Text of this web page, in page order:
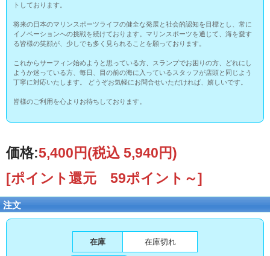
トしております。
将来の日本のマリンスポーツライフの健全な発展と社会的認知を目標とし、常に
イノベーションへの挑戦を続けております。マリンスポーツを通じて、海を愛す
る皆様の笑顔が、少しでも多く見られることを願っております。
これからサーフィン始めようと思っている方、スランプでお困りの方、どれにし
ようか迷っている方、毎日、目の前の海に入っているスタッフが店頭と同じよう
丁寧に対応いたします。 どうぞお気軽にお問合せいただければ、嬉しいです。
皆様のご利用を心よりお待ちしております。
価格:5,400円(税込 5,940円)
[ポイント還元 59ポイント～]
注文
在庫 在庫切れ